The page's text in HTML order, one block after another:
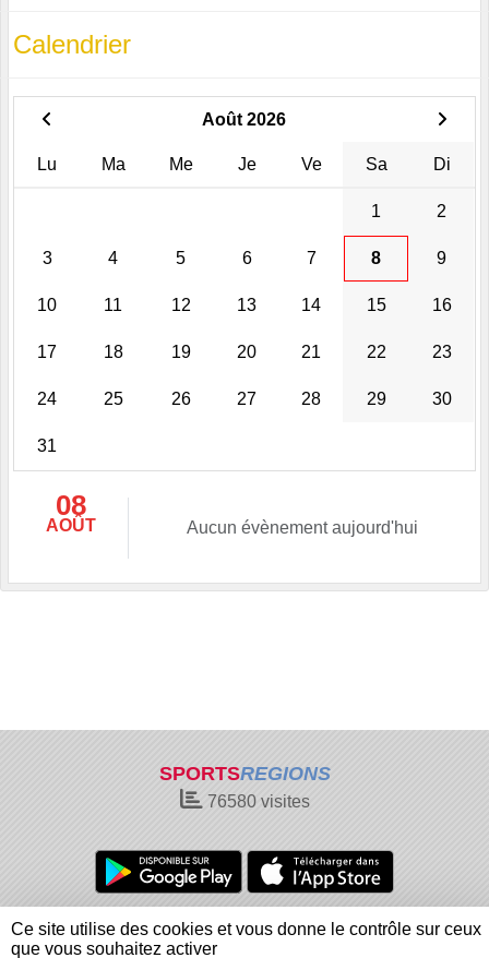
Calendrier
Août 2026
Lu Ma Me Je Ve Sa Di
1 2
3 4 5 6 7 8 9
10 11 12 13 14 15 16
17 18 19 20 21 22 23
24 25 26 27 28 29 30
31
08
AOÛT Aucun évènement aujourd'hui
SPORTSREGIONS
76580visites
Charte cookies
Gestion des cookies
Informations légales
Signaler un contenu inapproprié
Ce site utilise des cookies et vous donne le contrôle sur ceux
que vous souhaitez activer